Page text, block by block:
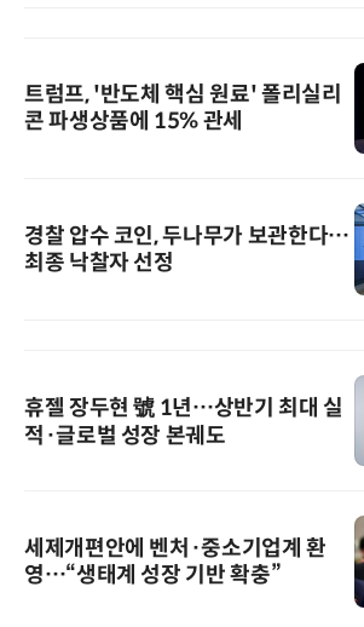
트럼프, '반도체 핵심 원료' 폴리실리
콘 파생상품에 15% 관세
경찰 압수 코인, 두나무가 보관한다…
최종 낙찰자 선정
휴젤 장두현 號 1년…상반기 최대 실
적·글로벌 성장 본궤도
세제개편안에 벤처·중소기업계 환
영…“생태계 성장 기반 확충”